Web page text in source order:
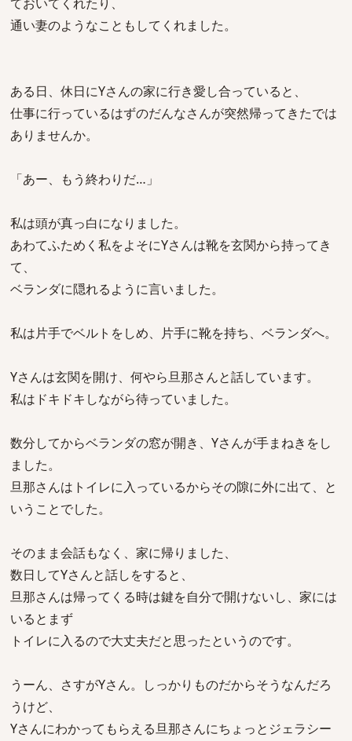
通い妻のようなこともしてくれました。
ある日、休日にYさんの家に行き愛し合っていると、
仕事に行っているはずのだんなさんが突然帰ってきたでは
ありませんか。
「あー、もう終わりだ…」
私は頭が真っ白になりました。
あわてふためく私をよそにYさんは靴を玄関から持ってき
て、
ベランダに隠れるように言いました。
私は片手でベルトをしめ、片手に靴を持ち、ベランダへ。
Yさんは玄関を開け、何やら旦那さんと話しています。
私はドキドキしながら待っていました。
数分してからベランダの窓が開き、Yさんが手まねきをし
ました。
旦那さんはトイレに入っているからその隙に外に出て、と
いうことでした。
そのまま会話もなく、家に帰りました、
数日してYさんと話しをすると、
旦那さんは帰ってくる時は鍵を自分で開けないし、家には
いるとまず
トイレに入るので大丈夫だと思ったというのです。
うーん、さすがYさん。しっかりものだからそうなんだろ
うけど、
Yさんにわかってもらえる旦那さんにちょっとジェラシー